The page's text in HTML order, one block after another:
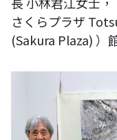
さくらプラザ
(Sakura Plaza) ）